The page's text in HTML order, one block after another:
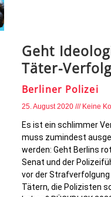
Geht
Täter-
Berliner Polizei
25. August 2020 Keine
Es ist ein schlimmer
muss zumindest
werden: Geht Berlins
Senat und der
vor der Strafverfolgung
Tätern, die Polizisten